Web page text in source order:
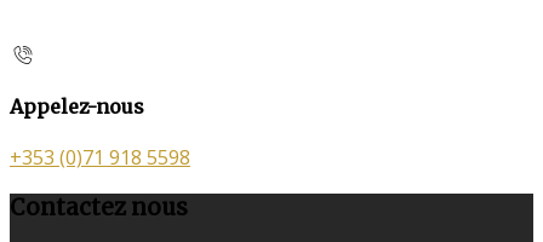
Appelez-nous
+353 (0)71 918 5598
Contactez nous